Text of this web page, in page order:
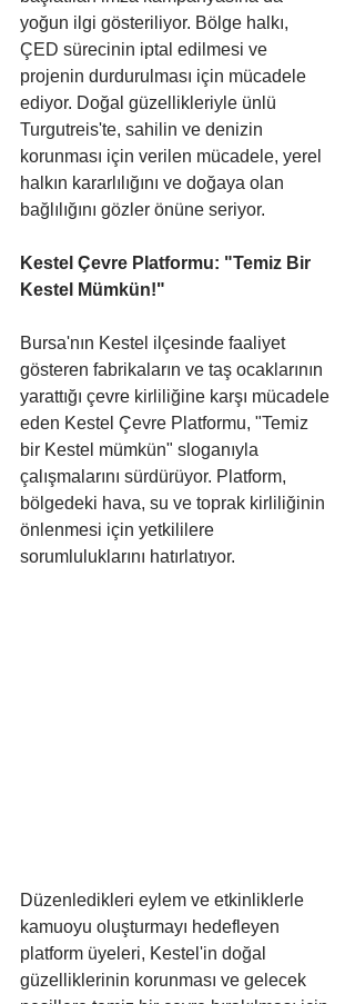
yoğun ilgi gösteriliyor. Bölge halkı,
ÇED sürecinin iptal edilmesi ve
projenin durdurulması için mücadele
ediyor. Doğal güzellikleriyle ünlü
Turgutreis'te, sahilin ve denizin
korunması için verilen mücadele, yerel
halkın kararlılığını ve doğaya olan
bağlılığını gözler önüne seriyor.
Kestel Çevre Platformu: "Temiz Bir
Kestel Mümkün!"
Bursa'nın Kestel ilçesinde faaliyet
gösteren fabrikaların ve taş ocaklarının
yarattığı çevre kirliliğine karşı mücadele
eden Kestel Çevre Platformu, "Temiz
bir Kestel mümkün" sloganıyla
çalışmalarını sürdürüyor. Platform,
bölgedeki hava, su ve toprak kirliliğinin
önlenmesi için yetkililere
sorumluluklarını hatırlatıyor.
Düzenledikleri eylem ve etkinliklerle
kamuoyu oluşturmayı hedefleyen
platform üyeleri, Kestel'in doğal
güzelliklerinin korunması ve gelecek